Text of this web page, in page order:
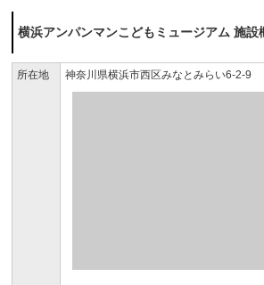
横浜アンパンマンこどもミュージアム 施設
所在地 神奈川県横浜市西区みなとみらい6-2-9